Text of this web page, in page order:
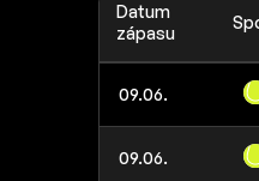
Datum
zápasu
09.06.
09.06.